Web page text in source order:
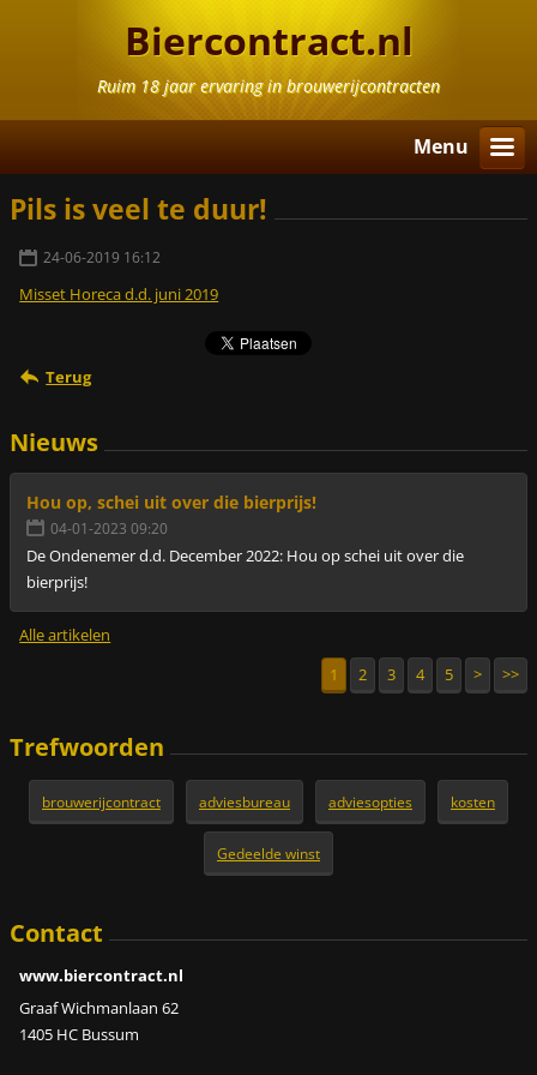
Biercontract.nl
Ruim 18 jaar ervaring in brouwerijcontracten
Menu
Pils is veel te duur!
24-06-2019 16:12
Misset Horeca d.d. juni 2019
Terug
Nieuws
Hou op, schei uit over die bierprijs!
04-01-2023 09:20
De Ondenemer d.d. December 2022: Hou op schei uit over die
bierprijs!
Alle artikelen
1
2 3 4 5 > >>
Trefwoorden
brouwerijcontract adviesbureau adviesopties kosten
Gedeelde winst
Contact
www.biercontract.nl
Graaf Wichmanlaan 62
1405 HC Bussum